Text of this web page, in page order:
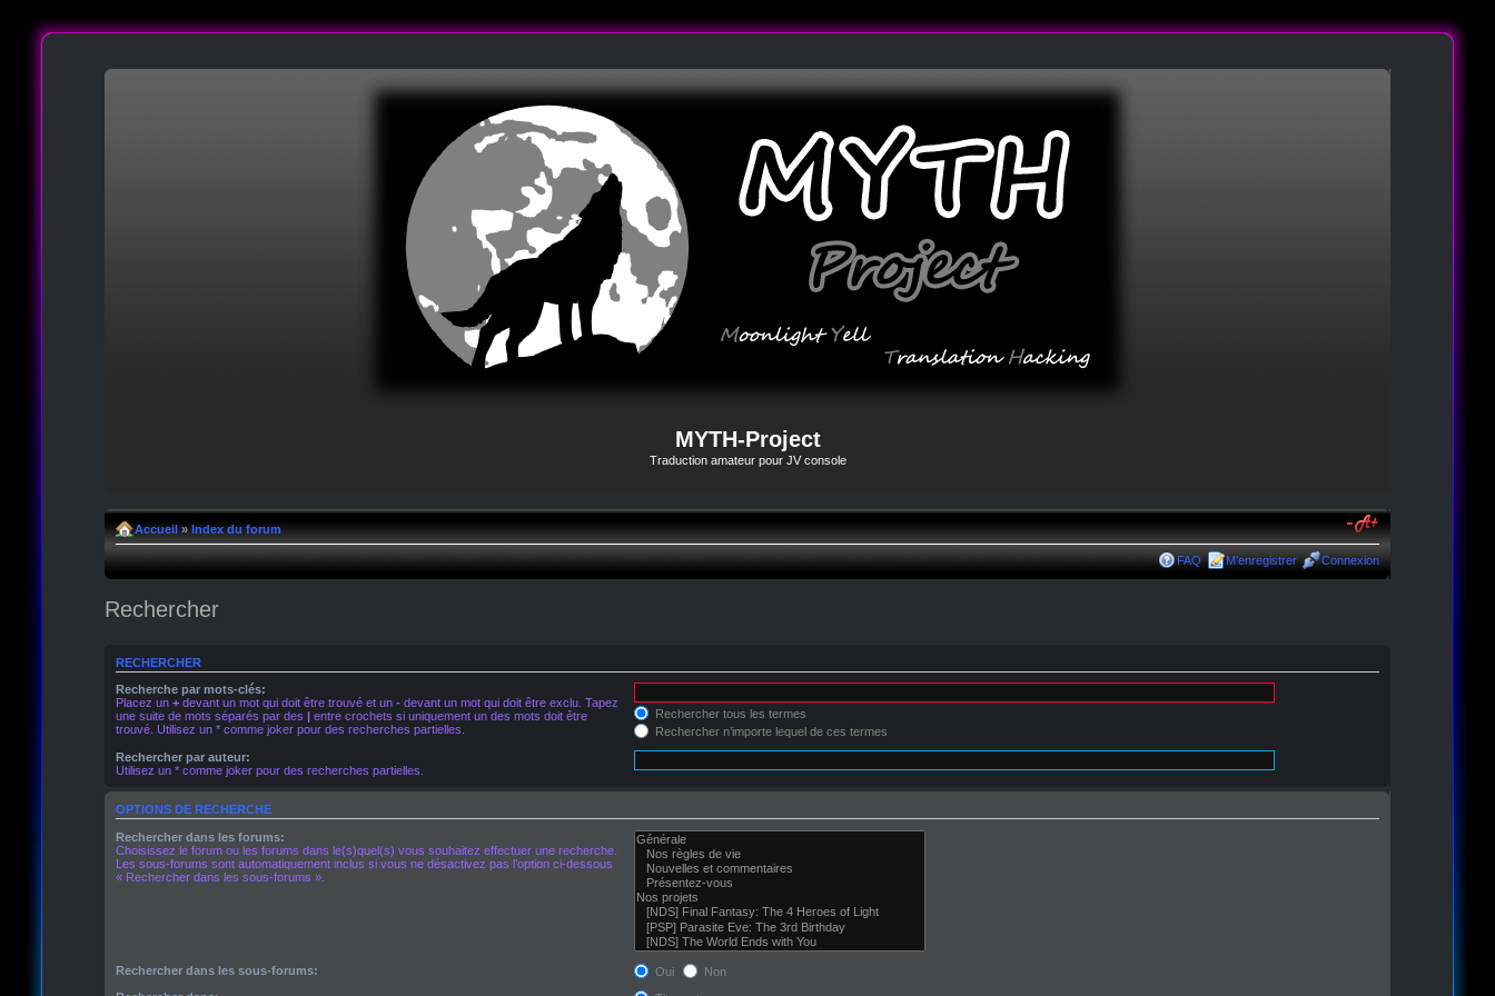
MYTH-Project
Traduction amateur pour JV console
Accueil» Index du forum
FAQ M’enregistrer Connexion
Rechercher
RECHERCHER
Recherche par mots-clés:
Placez un +devant un mot qui doit être trouvé et un -devant un mot qui doit être exclu. Tapez
une suite de mots séparés par des |entre crochets si uniquement un des mots doit être
trouvé. Utilisez un * comme joker pour des recherches partielles.
Rechercher tous les termes
Rechercher n’importe lequel de ces termes
Rechercher par auteur:
Utilisez un * comme joker pour des recherches partielles.
OPTIONS DE RECHERCHE
Rechercher dans les forums:
Choisissez le forum ou les forums dans le(s)quel(s) vous souhaitez effectuer une recherche.
Les sous-forums sont automatiquement inclus si vous ne désactivez pas l’option ci-dessous
« Rechercher dans les sous-forums ».
Rechercher dans les sous-forums: Oui
Non